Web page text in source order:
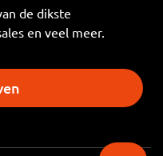
de dikste
en veel meer.